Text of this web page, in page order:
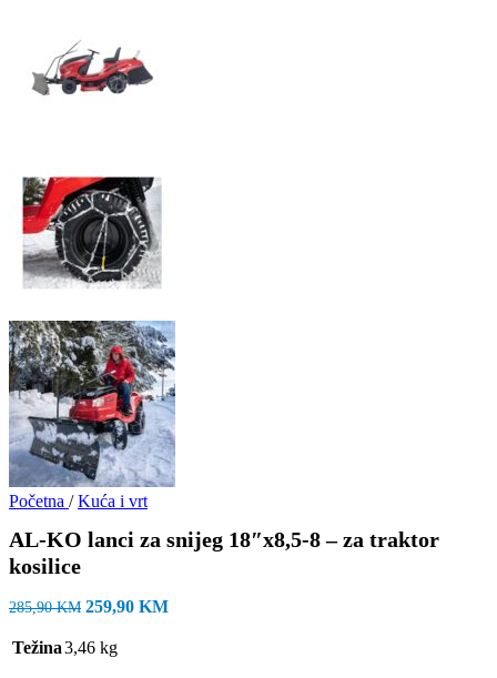
Početna / Kuća i vrt
AL-KO lanci za snijeg 18″x8,5-8 – za traktor
kosilice
285,90KM Izvorna
bila
259,90 KMTrenutna
Težina3,46 kg